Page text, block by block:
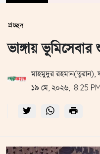
প্রচ্ছদ
ভাঙ্গায়
মাহমুদুর রহমান(তুরান),
১৯ মে, ২০২৬, 8:25 PM